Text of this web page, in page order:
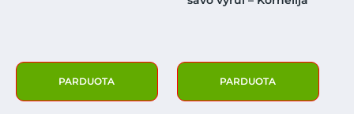
PARDUOTA PARDUOTA